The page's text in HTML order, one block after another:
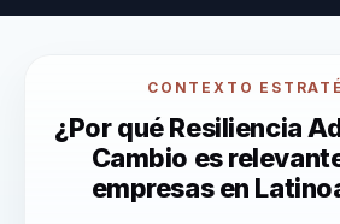
CONTEXTO
¿Por qué Resiliencia
Cambio es
empresas en